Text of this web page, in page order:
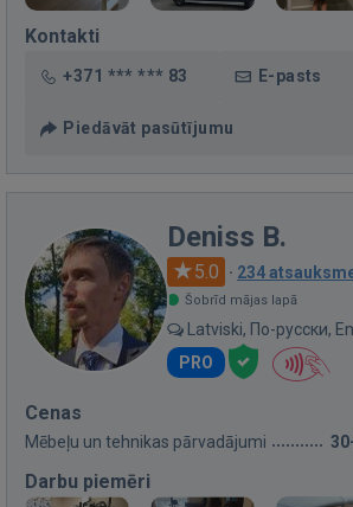
Kontakti
+371 *** *** 83 E-pasts
Piedāvāt pasūtījumu
Deniss B.
5.0 · 234
Šobrīd mājas lapā
Latviski, По-русски,
PRO
Cenas
Mēbeļu un tehnikas pārvadājumi
Darbu piemēri